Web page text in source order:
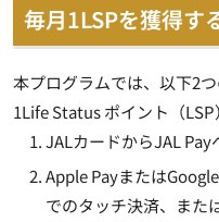
毎月1LSPを獲得す
本プログラムでは、以下2
1Life Status ポイント（LSP
JALカードからJAL
Apple Payまたは
でのタッチ決済、また